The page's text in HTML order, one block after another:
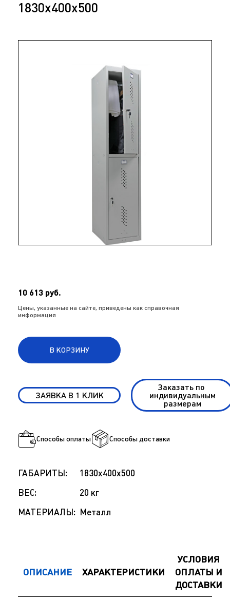
1830x400x500
10 613 руб.
Цены, указанные на сайте, приведены как справочная
информация
В КОРЗИНУ
ЗАЯВКА В 1 КЛИК
Заказать по
индивидуальным
размерам
Способы оплаты Способы доставки
ГАБАРИТЫ:
1830x400x500
ВЕС:
20 кг
МАТЕРИАЛЫ: Металл
ОПИСАНИЕ ХАРАКТЕРИСТИКИ
УСЛОВИЯ
ОПЛАТЫ И
ДОСТАВКИ